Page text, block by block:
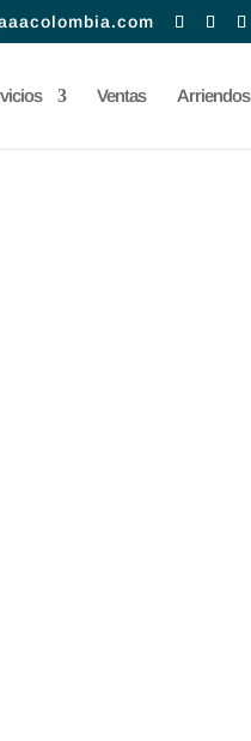
Ventas Arriendos